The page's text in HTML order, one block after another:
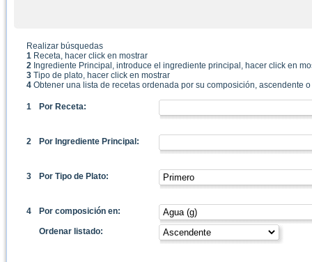
Realizar búsquedas
1 Receta, hacer click en mostrar
2 Ingrediente Principal, introduce el ingrediente principal, hacer click en
3 Tipo de plato, hacer click en mostrar
4 Obtener una lista de recetas ordenada por su composición, ascendente
1 Por Receta:
2 Por Ingrediente Principal:
3 Por Tipo de Plato:
4 Por composición en:
Ordenar listado: